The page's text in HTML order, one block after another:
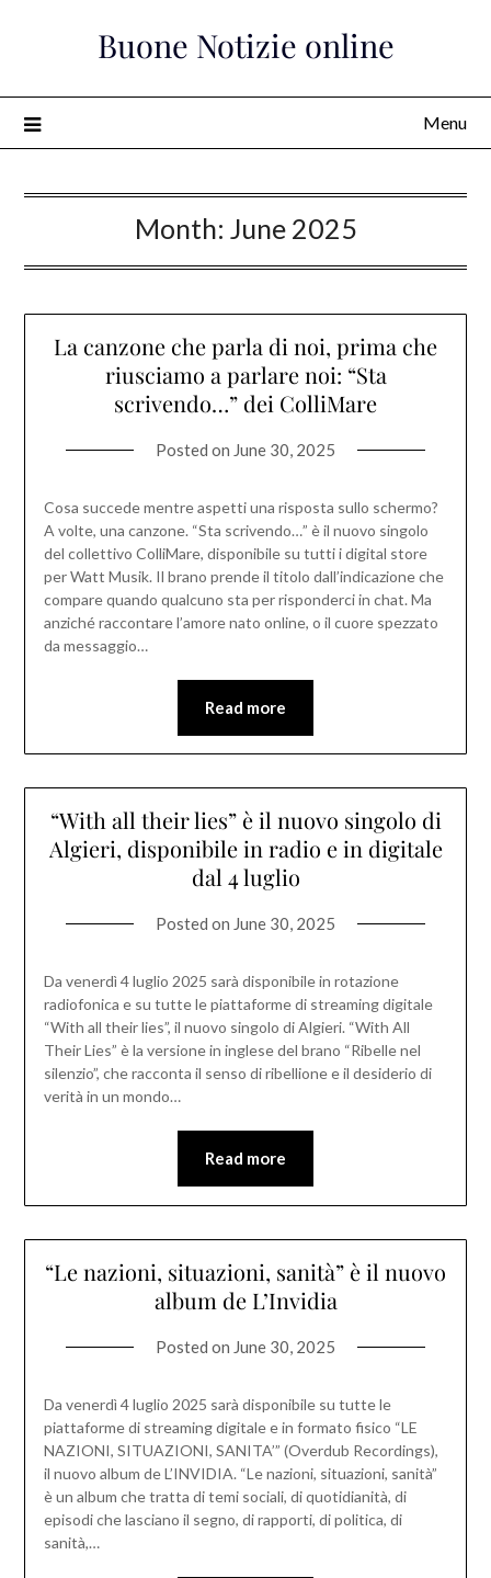
Buone Notizie online
Menu
Month: June 2025
La canzone che parla di noi, prima che
riusciamo a parlare noi: “Sta
scrivendo…” dei ColliMare
Posted on June 30, 2025
Cosa succede mentre aspetti una risposta sullo schermo?
A volte, una canzone. “Sta scrivendo…” è il nuovo singolo
del collettivo ColliMare, disponibile su tutti i digital store
per Watt Musik. Il brano prende il titolo dall’indicazione che
compare quando qualcuno sta per risponderci in chat. Ma
anziché raccontare l’amore nato online, o il cuore spezzato
da messaggio…
Read more
“With all their lies” è il nuovo singolo di
Algieri, disponibile in radio e in digitale
dal 4 luglio
Posted on June 30, 2025
Da venerdì 4 luglio 2025 sarà disponibile in rotazione
radiofonica e su tutte le piattaforme di streaming digitale
“With all their lies”, il nuovo singolo di Algieri. “With All
Their Lies” è la versione in inglese del brano “Ribelle nel
silenzio”, che racconta il senso di ribellione e il desiderio di
verità in un mondo…
Read more
“Le nazioni, situazioni, sanità” è il nuovo
album de L’Invidia
Posted on June 30, 2025
Da venerdì 4 luglio 2025 sarà disponibile su tutte le
piattaforme di streaming digitale e in formato fisico “LE
NAZIONI, SITUAZIONI, SANITA’” (Overdub Recordings),
il nuovo album de L’INVIDIA. “Le nazioni, situazioni, sanità”
è un album che tratta di temi sociali, di quotidianità, di
episodi che lasciano il segno, di rapporti, di politica, di
sanità,…